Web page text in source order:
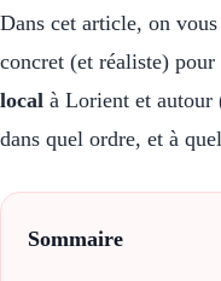
Dans cet article, on
concret (et réaliste)
local à Lorient et autour
dans quel ordre, et à
Sommaire